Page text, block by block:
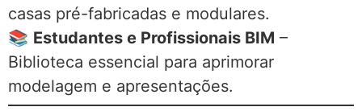
casas pré-fabricadas e modulares.
📚 Estudantes e Profissionais BIM –
Biblioteca essencial para aprimorar
modelagem e apresentações.